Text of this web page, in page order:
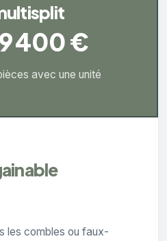
400 €
avec une unité
les combles ou faux-